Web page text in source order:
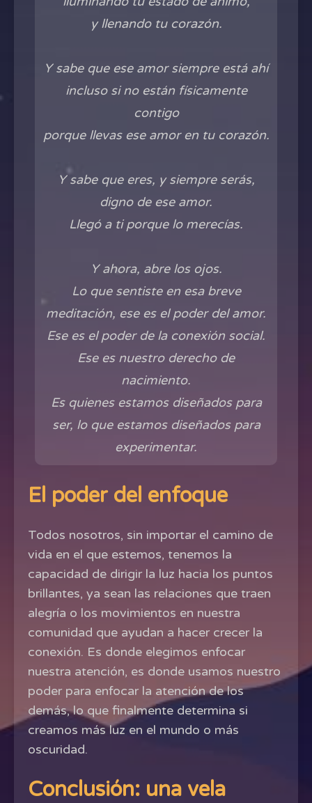
y llenando tu corazón.
Y sabe que ese amor siempre está ahí
incluso si no están físicamente
contigo
porque llevas ese amor en tu corazón.
Y sabe que eres, y siempre serás,
digno de ese amor.
Llegó a ti porque lo merecías.
Y ahora, abre los ojos.
Lo que sentiste en esa breve
meditación, ese es el poder del amor.
Ese es el poder de la conexión social.
Ese es nuestro derecho de
nacimiento.
Es quienes estamos diseñados para
ser, lo que estamos diseñados para
experimentar.
El poder del enfoque
Todos nosotros, sin importar el camino de
vida en el que estemos, tenemos la
capacidad de dirigir la luz hacia los puntos
brillantes, ya sean las relaciones que traen
alegría o los movimientos en nuestra
comunidad que ayudan a hacer crecer la
conexión. Es donde elegimos enfocar
nuestra atención, es donde usamos nuestro
poder para enfocar la atención de los
demás, lo que finalmente determina si
creamos más luz en el mundo o más
oscuridad.
Conclusión: una vela